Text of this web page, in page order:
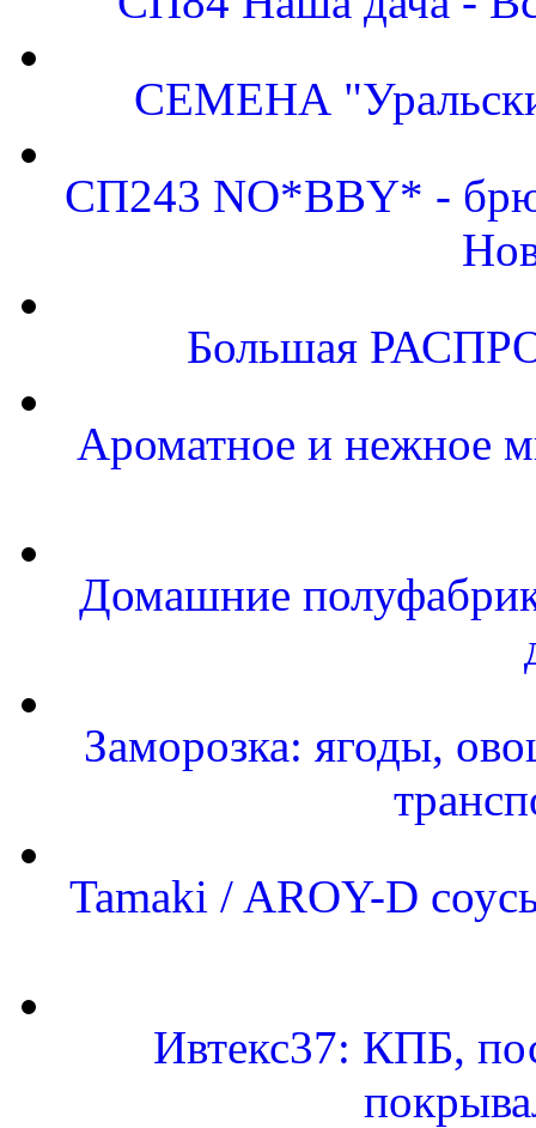
СЕМЕНА
СП243 NO*BBY* -
Большая
Ароматное и нежное
Домашние
Заморозка: ягоды,
Tamaki / AROY-D
Ивтекс37: КПБ,